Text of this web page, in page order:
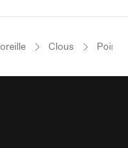
Clous Poire